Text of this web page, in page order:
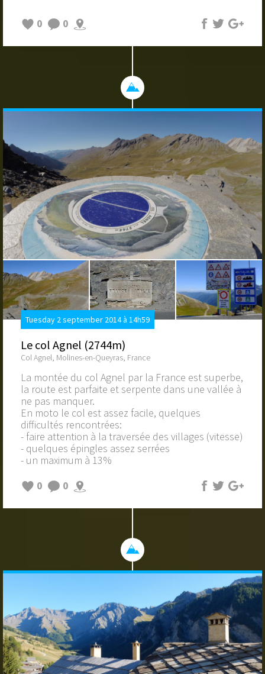
0 0
Tuesday 2 september 2014 à 14h59
Le col Agnel (2744m)
Col Agnel, Molines-en-Queyras, France
La montée du col Agnel par la France est superbe,
la route est parfaite et serpente dans une vallée à
ne pas manquer.
En moto le col est assez facile, quelques
difficultés rencontrées:
- faire attention à la traversée des villages (vitesse)
- quelques épingles assez serrées
- un maximum à 13%
0
0